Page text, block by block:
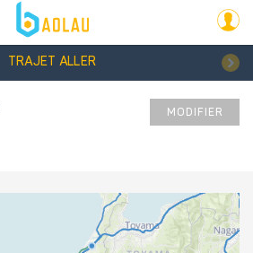
TRAJET ALLER
MODIFIER